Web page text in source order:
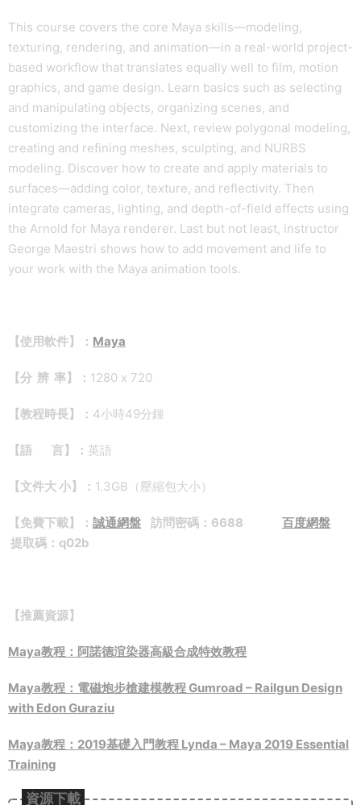
This course covers the core Maya skills—modeling,
texturing, rendering, and animation—in a real-world project-
based workflow that translates equally well to film, motion
graphics, and game design. Learn basics such as selecting
and manipulating objects, organizing scenes, and
customizing the interface. Next, review polygonal modeling,
creating and refining meshes, sculpting, and NURBS
modeling. Discover how to create and apply materials to
surfaces—adding color, texture, and reflectivity. Then
integrate cameras, lighting, and depth-of-field effects using
the Arnold for Maya renderer. Last but not least, instructor
George Maestri shows how to add movement and life to
your work with the Maya animation tools.
【使用軟件】： Maya
【分 辨 率】： 1280 x 720
【教程時長】： 4小時49分鍾
【語 言】： 英語
【文件大 小】： 1.3GB（壓縮包大小）
【免費下載】： 誠通網盤 訪問密碼：6688 百度網盤
提取碼：q02b
【推薦資源】
Maya教程：阿諾德渲染器高級合成特效教程
Maya教程：電磁炮步槍建模教程 Gumroad – Railgun Design
with Edon Guraziu
Maya教程：2019基礎入門教程 Lynda – Maya 2019 Essential
Training
資源下載